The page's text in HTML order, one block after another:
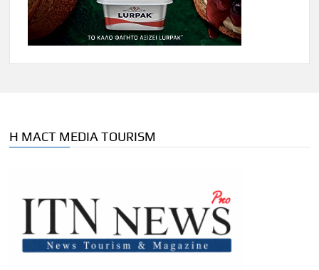
Η MACT MEDIA TOURISM